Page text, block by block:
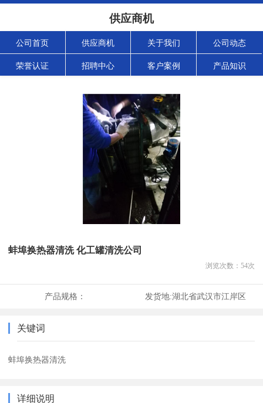
供应商机
公司首页 供应商机 关于我们 公司动态
荣誉认证 招聘中心 客户案例 产品知识
蚌埠换热器清洗 化工罐清洗公司
浏览次数： 54次
产品规格： 发货地:湖北省武汉市江岸区
关键词
蚌埠换热器清洗
详细说明